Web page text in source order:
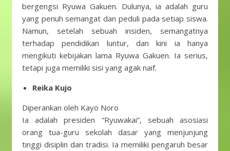
bergengsi Ryuwa Gakuen. Dulunya, ia adalah guru
yang penuh semangat dan peduli pada setiap siswa.
Namun, setelah sebuah insiden, semangatnya
terhadap pendidikan luntur, dan kini ia hanya
mengikuti kebijakan lama Ryuwa Gakuen. Ia serius,
tetapi juga memiliki sisi yang agak naif.
Reika Kujo
Diperankan oleh Kayo Noro
Ia adalah presiden “Ryuwakai”, sebuah asosiasi
orang tua-guru sekolah dasar yang menjunjung
tinggi disiplin dan tradisi. Ia memiliki pengaruh besar